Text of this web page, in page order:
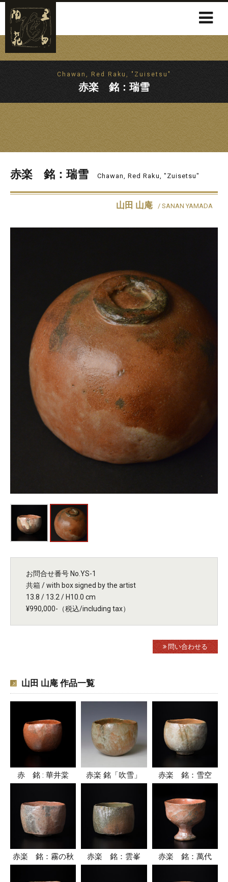
Chawan, Red Raku, "Zuisetsu"
赤楽 銘：瑞雪
赤楽 銘：瑞雪 Chawan, Red Raku, "Zuisetsu"
山田 山庵 / SANAN YAMADA
お問合せ番号 No.YS-1
共箱 / with box signed by the artist
13.8 / 13.2 / H10.0 cm
¥990,000-（税込/including tax）
問い合わせる
山田 山庵 作品一覧
赤 銘 : 華井棠 赤楽 銘「吹雪」 赤楽 銘：雪空
赤楽 銘：霧の秋 赤楽 銘：雲峯 赤楽 銘：萬代